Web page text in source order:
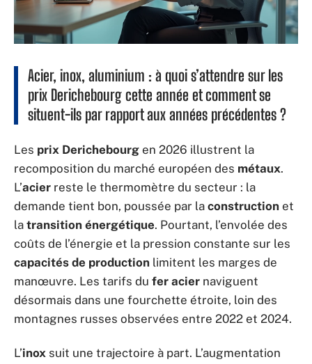
Acier, inox, aluminium : à quoi s’attendre sur les
prix Derichebourg cette année et comment se
situent-ils par rapport aux années précédentes ?
Les prix Derichebourg en 2026 illustrent la
recomposition du marché européen des métaux.
L’acier reste le thermomètre du secteur : la
demande tient bon, poussée par la construction et
la transition énergétique. Pourtant, l’envolée des
coûts de l’énergie et la pression constante sur les
capacités de production limitent les marges de
manœuvre. Les tarifs du fer acier naviguent
désormais dans une fourchette étroite, loin des
montagnes russes observées entre 2022 et 2024.
L’inox suit une trajectoire à part. L’augmentation